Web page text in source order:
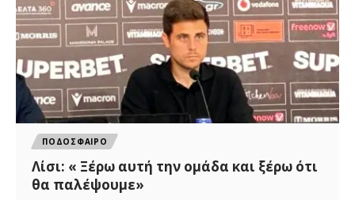
ΠΟΔΟΣΦΑΙΡΟ
Λίσι: « Ξέρω αυτή την ομάδα και ξέρω ότι
θα παλέψουμε»